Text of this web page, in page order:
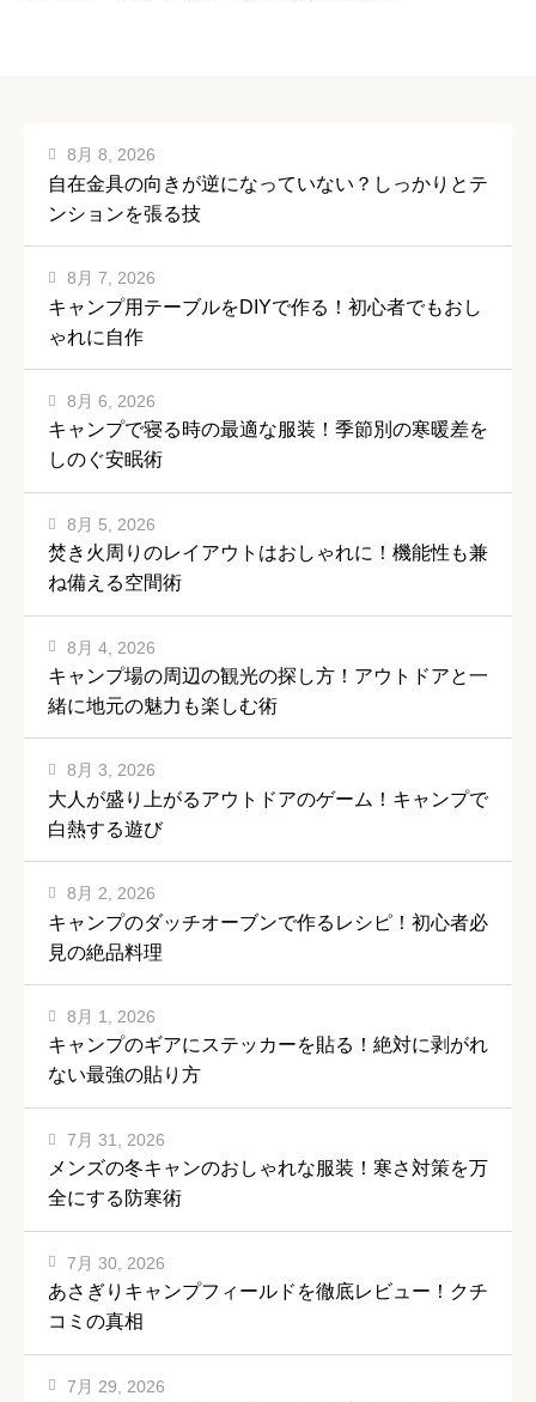
自在金具の向きが逆になっていない？しっかりとテ
ンションを張る技
8月 8, 2026
キャンプ用テーブルをDIYで作る！初心者でもおし
ゃれに自作
8月 7, 2026
キャンプで寝る時の最適な服装！季節別の寒暖差を
しのぐ安眠術
8月 6, 2026
焚き火周りのレイアウトはおしゃれに！機能性も兼
ね備える空間術
8月 5, 2026
キャンプ場の周辺の観光の探し方！アウトドアと一
緒に地元の魅力も楽しむ術
8月 4, 2026
大人が盛り上がるアウトドアのゲーム！キャンプで
白熱する遊び
8月 3, 2026
キャンプのダッチオーブンで作るレシピ！初心者必
見の絶品料理
8月 2, 2026
キャンプのギアにステッカーを貼る！絶対に剥がれ
ない最強の貼り方
8月 1, 2026
メンズの冬キャンのおしゃれな服装！寒さ対策を万
全にする防寒術
7月 31, 2026
あさぎりキャンプフィールドを徹底レビュー！クチ
コミの真相
7月 30, 2026
7月 29, 2026